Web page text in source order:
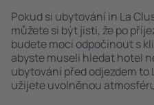
Pokud si ubytování in La
můžete si být jisti, že po
budete moci odpočinout s
abyste museli hledat hotel
ubytování před odjezdem to
užijete uvolněnou